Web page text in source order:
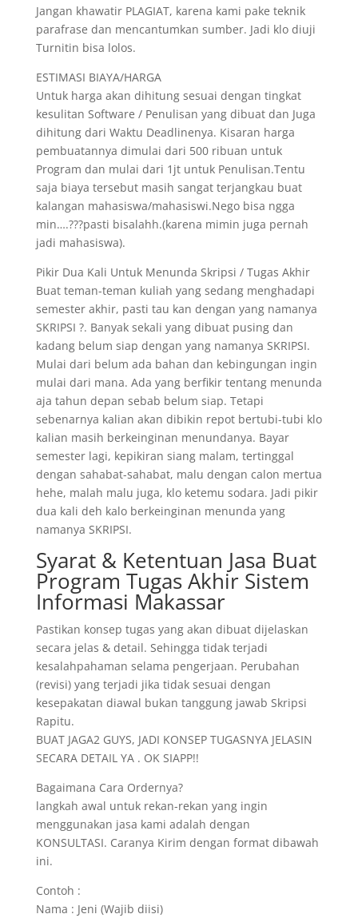
Jangan khawatir PLAGIAT, karena kami pake teknik
parafrase dan mencantumkan sumber. Jadi klo diuji
Turnitin bisa lolos.
ESTIMASI BIAYA/HARGA
Untuk harga akan dihitung sesuai dengan tingkat
kesulitan Software / Penulisan yang dibuat dan Juga
dihitung dari Waktu Deadlinenya. Kisaran harga
pembuatannya dimulai dari 500 ribuan untuk
Program dan mulai dari 1jt untuk Penulisan.Tentu
saja biaya tersebut masih sangat terjangkau buat
kalangan mahasiswa/mahasiswi.Nego bisa ngga
min….???pasti bisalahh.(karena mimin juga pernah
jadi mahasiswa).
Pikir Dua Kali Untuk Menunda Skripsi / Tugas Akhir
Buat teman-teman kuliah yang sedang menghadapi
semester akhir, pasti tau kan dengan yang namanya
SKRIPSI ?. Banyak sekali yang dibuat pusing dan
kadang belum siap dengan yang namanya SKRIPSI.
Mulai dari belum ada bahan dan kebingungan ingin
mulai dari mana. Ada yang berfikir tentang menunda
aja tahun depan sebab belum siap. Tetapi
sebenarnya kalian akan dibikin repot bertubi-tubi klo
kalian masih berkeinginan menundanya. Bayar
semester lagi, kepikiran siang malam, tertinggal
dengan sahabat-sahabat, malu dengan calon mertua
hehe, malah malu juga, klo ketemu sodara. Jadi pikir
dua kali deh kalo berkeinginan menunda yang
namanya SKRIPSI.
Syarat & Ketentuan Jasa Buat
Program Tugas Akhir Sistem
Informasi Makassar
Pastikan konsep tugas yang akan dibuat dijelaskan
secara jelas & detail. Sehingga tidak terjadi
kesalahpahaman selama pengerjaan. Perubahan
(revisi) yang terjadi jika tidak sesuai dengan
kesepakatan diawal bukan tanggung jawab Skripsi
Rapitu.
BUAT JAGA2 GUYS, JADI KONSEP TUGASNYA JELASIN
SECARA DETAIL YA . OK SIAPP!!
Bagaimana Cara Ordernya?
langkah awal untuk rekan-rekan yang ingin
menggunakan jasa kami adalah dengan
KONSULTASI. Caranya Kirim dengan format dibawah
ini.
Contoh :
Nama : Jeni (Wajib diisi)